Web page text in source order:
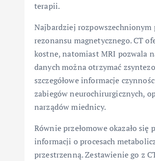
terapii.
Najbardziej rozpowszechnionym
rezonansu magnetycznego. CT
kostne, natomiast MRI pozwala
danych można otrzymać
szczegółowe informacje
zabiegów neurochirurgicznych,
narządów miednicy.
Równie przełomowe okazało
informacji o procesach
przestrzenną. Zestawienie go z